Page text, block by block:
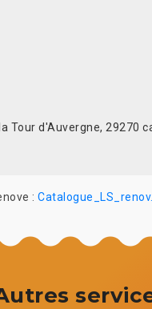
Tour d'Auvergne, 29270
: